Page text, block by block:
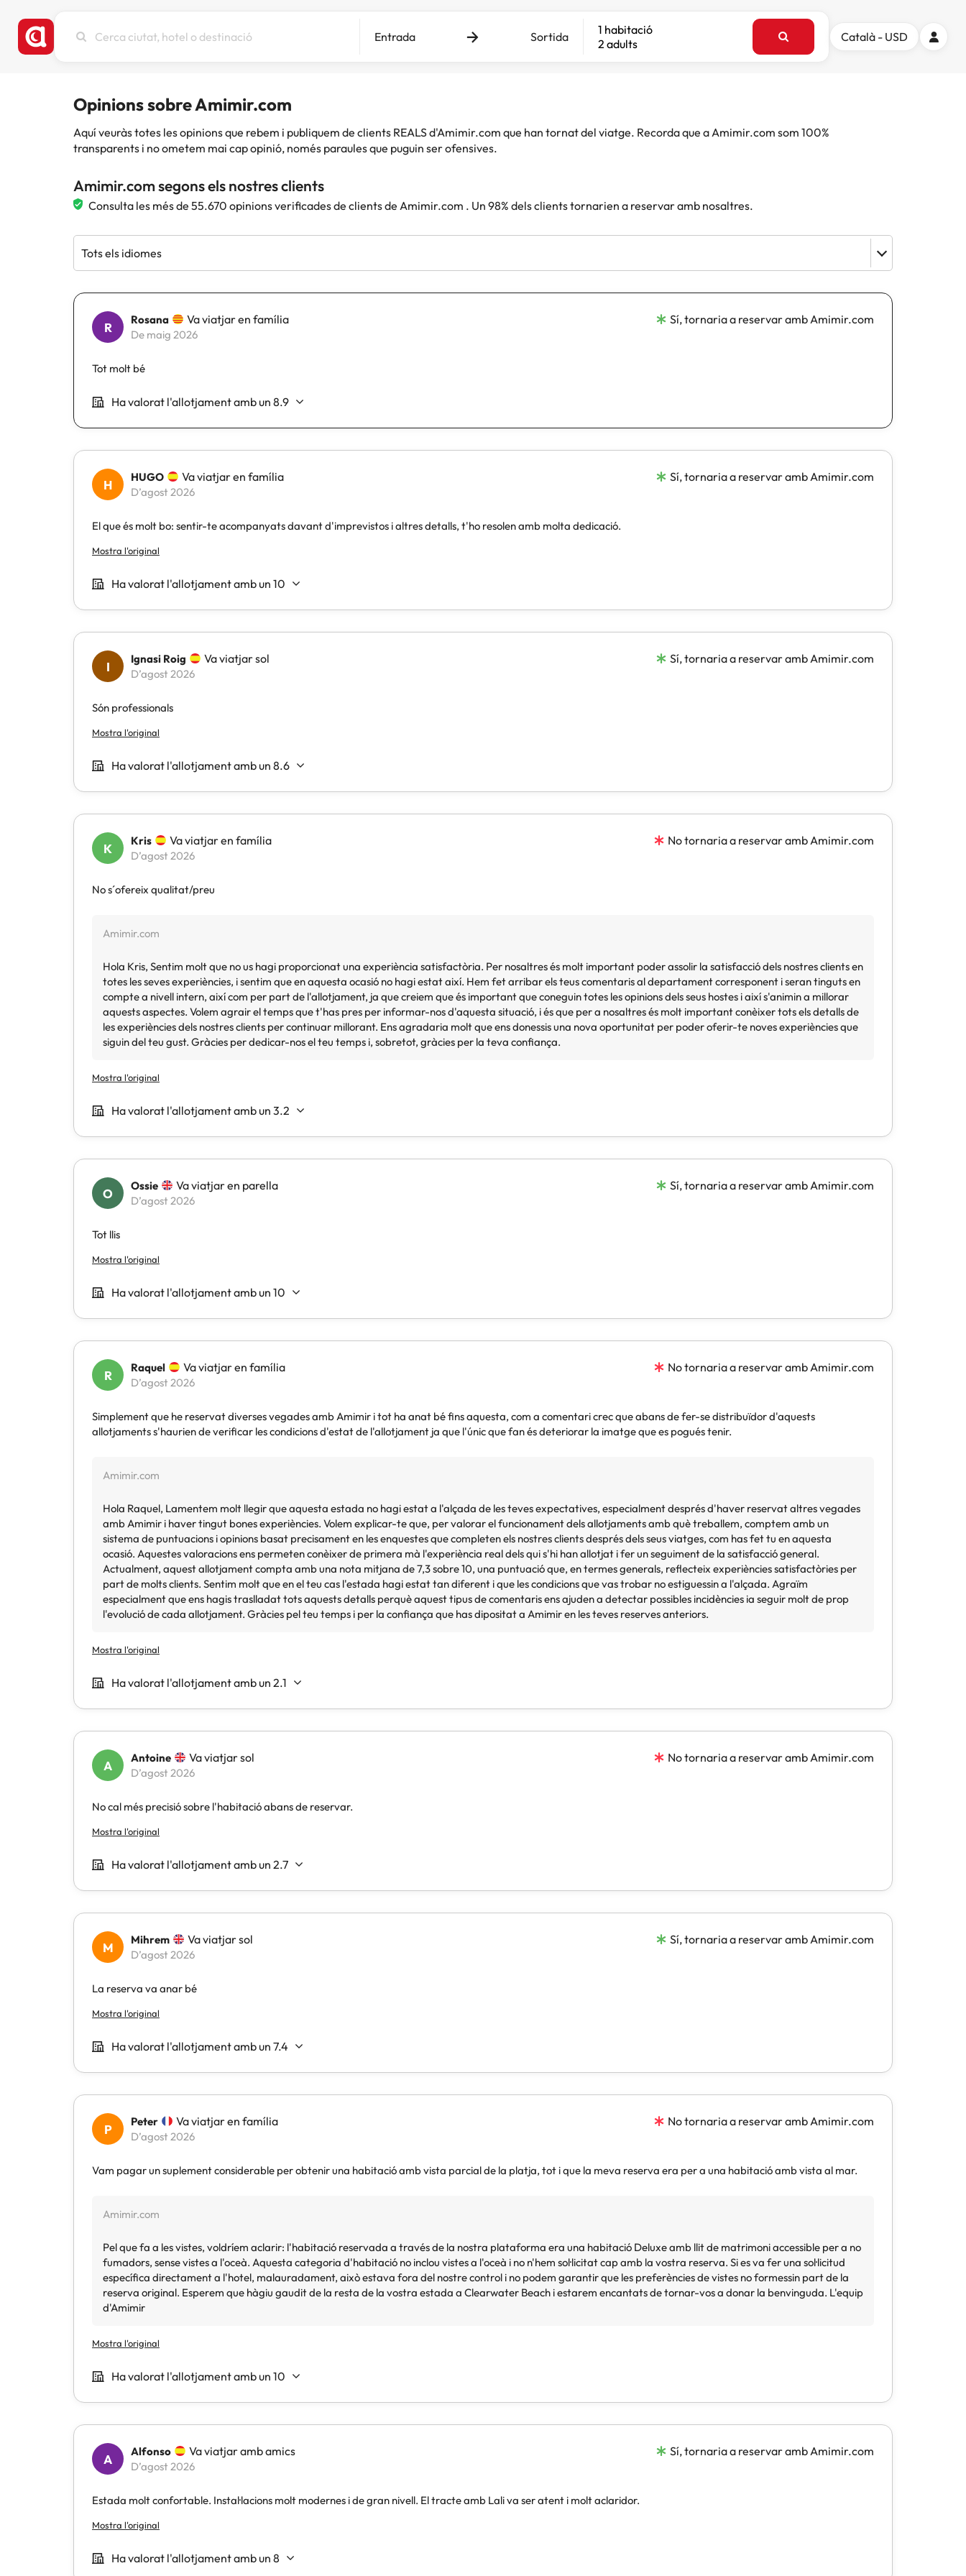
ciutat,
Entrada Sortida
1 habitació
2 adults
Català - USD
Opinions sobre Amimir.com
Aquí veuràs totes les opinions que rebem i publiquem de clients REALS d'Amimir.com que han tornat del viatge. Recorda que a Amimir.com som 100%
transparents i no ometem mai cap opinió, només paraules que puguin ser ofensives.
Amimir.com segons els nostres clients
Consulta les més de 55.670 opinions verificades de clients de Amimir.com . Un 98% dels clients tornarien a reservar amb nosaltres.